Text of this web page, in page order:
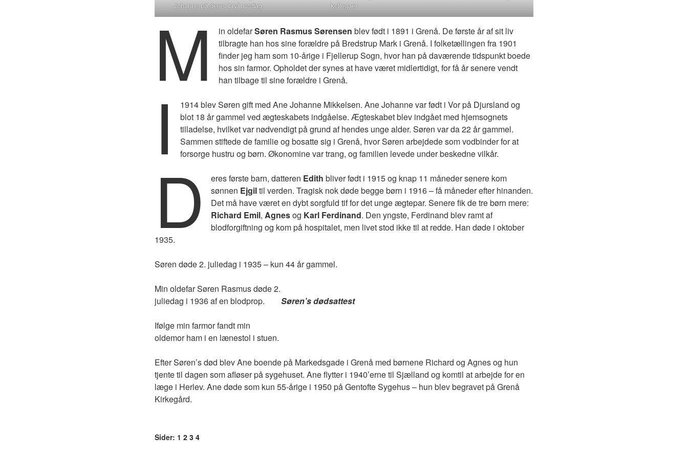
Johanne på deres bryllupsdag
kollegaer
M in oldefarSøren Rasmus Sørensen blev født i 1891 i Grenå. De første år af sit liv
tilbragte han hos sine forældre på Bredstrup Mark i Grenå. I folketællingen fra 1901
finder jeg ham som 10-årige i Fjellerup Sogn, hvor han på daværende tidspunkt boede
hos sin farmor. Opholdet der synes at have været midlertidigt, for få år senere vendt
han tilbage til sine forældre i Grenå.
I
1914 blev Søren gift med Ane Johanne Mikkelsen. Ane Johanne var født i Vor på Djursland og
blot 18 år gammel ved ægteskabets indgåelse. Ægteskabet blev indgået med hjemsognets
tilladelse, hvilket var nødvendigt på grund af hendes unge alder. Søren var da 22 år gammel.
Sammen stiftede de familie og bosatte sig i Grenå, hvor Søren arbejdede som vodbinder for at
forsorge hustru og børn. Økonomine var trang, og familien levede under beskedne vilkår.
D eres første barn, datteren Edith bliver født i 1915 og knap 11 måneder senere kom
sønnen Ejgiltil verden. Tragisk nok døde begge børn i 1916 – få måneder efter hinanden.
Det må have været en dybt sorgfuld tif for det unge ægtepar. Senere fik de tre børn mere:
Richard Emil, Agnesog Karl Ferdinand. Den yngste, Ferdinand blev ramt af
blodforgiftning og kom på hospitalet, men livet stod ikke til at redde. Han døde i oktober
1935.
Søren døde 2. juliedag i 1935 – kun 44 år gammel.
Min oldefar Søren Rasmus døde 2.
juliedag i 1936 af en blodprop.
Ifølge min farmor fandt min
oldemor ham i en lænestol i stuen.
Søren’s dødsattest
Efter Søren’s død blev Ane boende på Markedsgade i Grenå med børnene Richard og Agnes og hun
tjente til dagen som afløser på sygehuset. Ane flytter i 1940’erne til Sjælland og komtil at arbejde for en
læge i Herlev. Ane døde som kun 55-årige i 1950 på Gentofte Sygehus – hun blev begravet på Grenå
Kirkegård.
Sider: 1 2 3 4